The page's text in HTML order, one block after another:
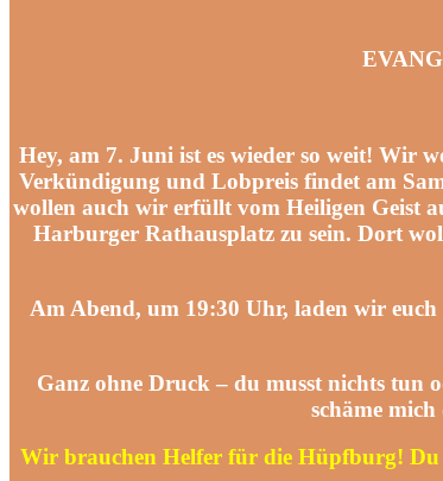
Hey, am 7. Juni ist es wieder so weit! Wir
Verkündigung und Lobpreis findet am
wollen auch wir erfüllt vom Heiligen Geist
Harburger Rathausplatz zu sein. Dort
Am Abend, um 19:30 Uhr, laden wir
Ganz ohne Druck – du musst nichts tun
schäme
Wir brauchen Helfer für die Hüpfburg! Du